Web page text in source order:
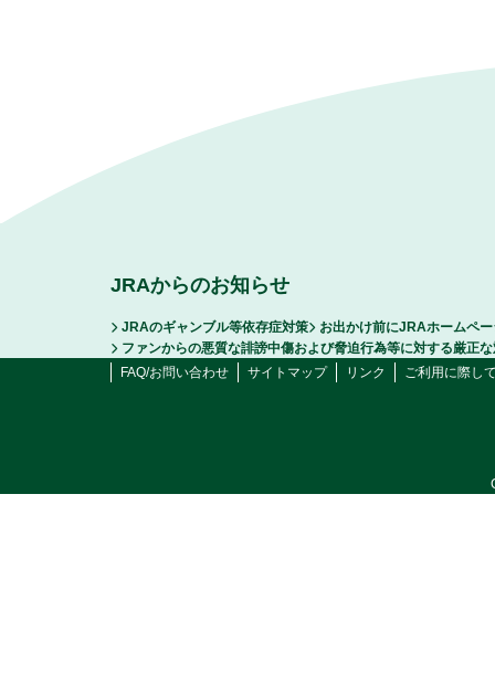
JRAからのお知らせ
JRAのギャンブル等依存症対策
お出かけ前にJRAホームペ
ファンからの悪質な誹謗中傷および脅迫行為等に対する厳正
FAQ/お問い合わせ
サイトマップ リンク ご利用に際し